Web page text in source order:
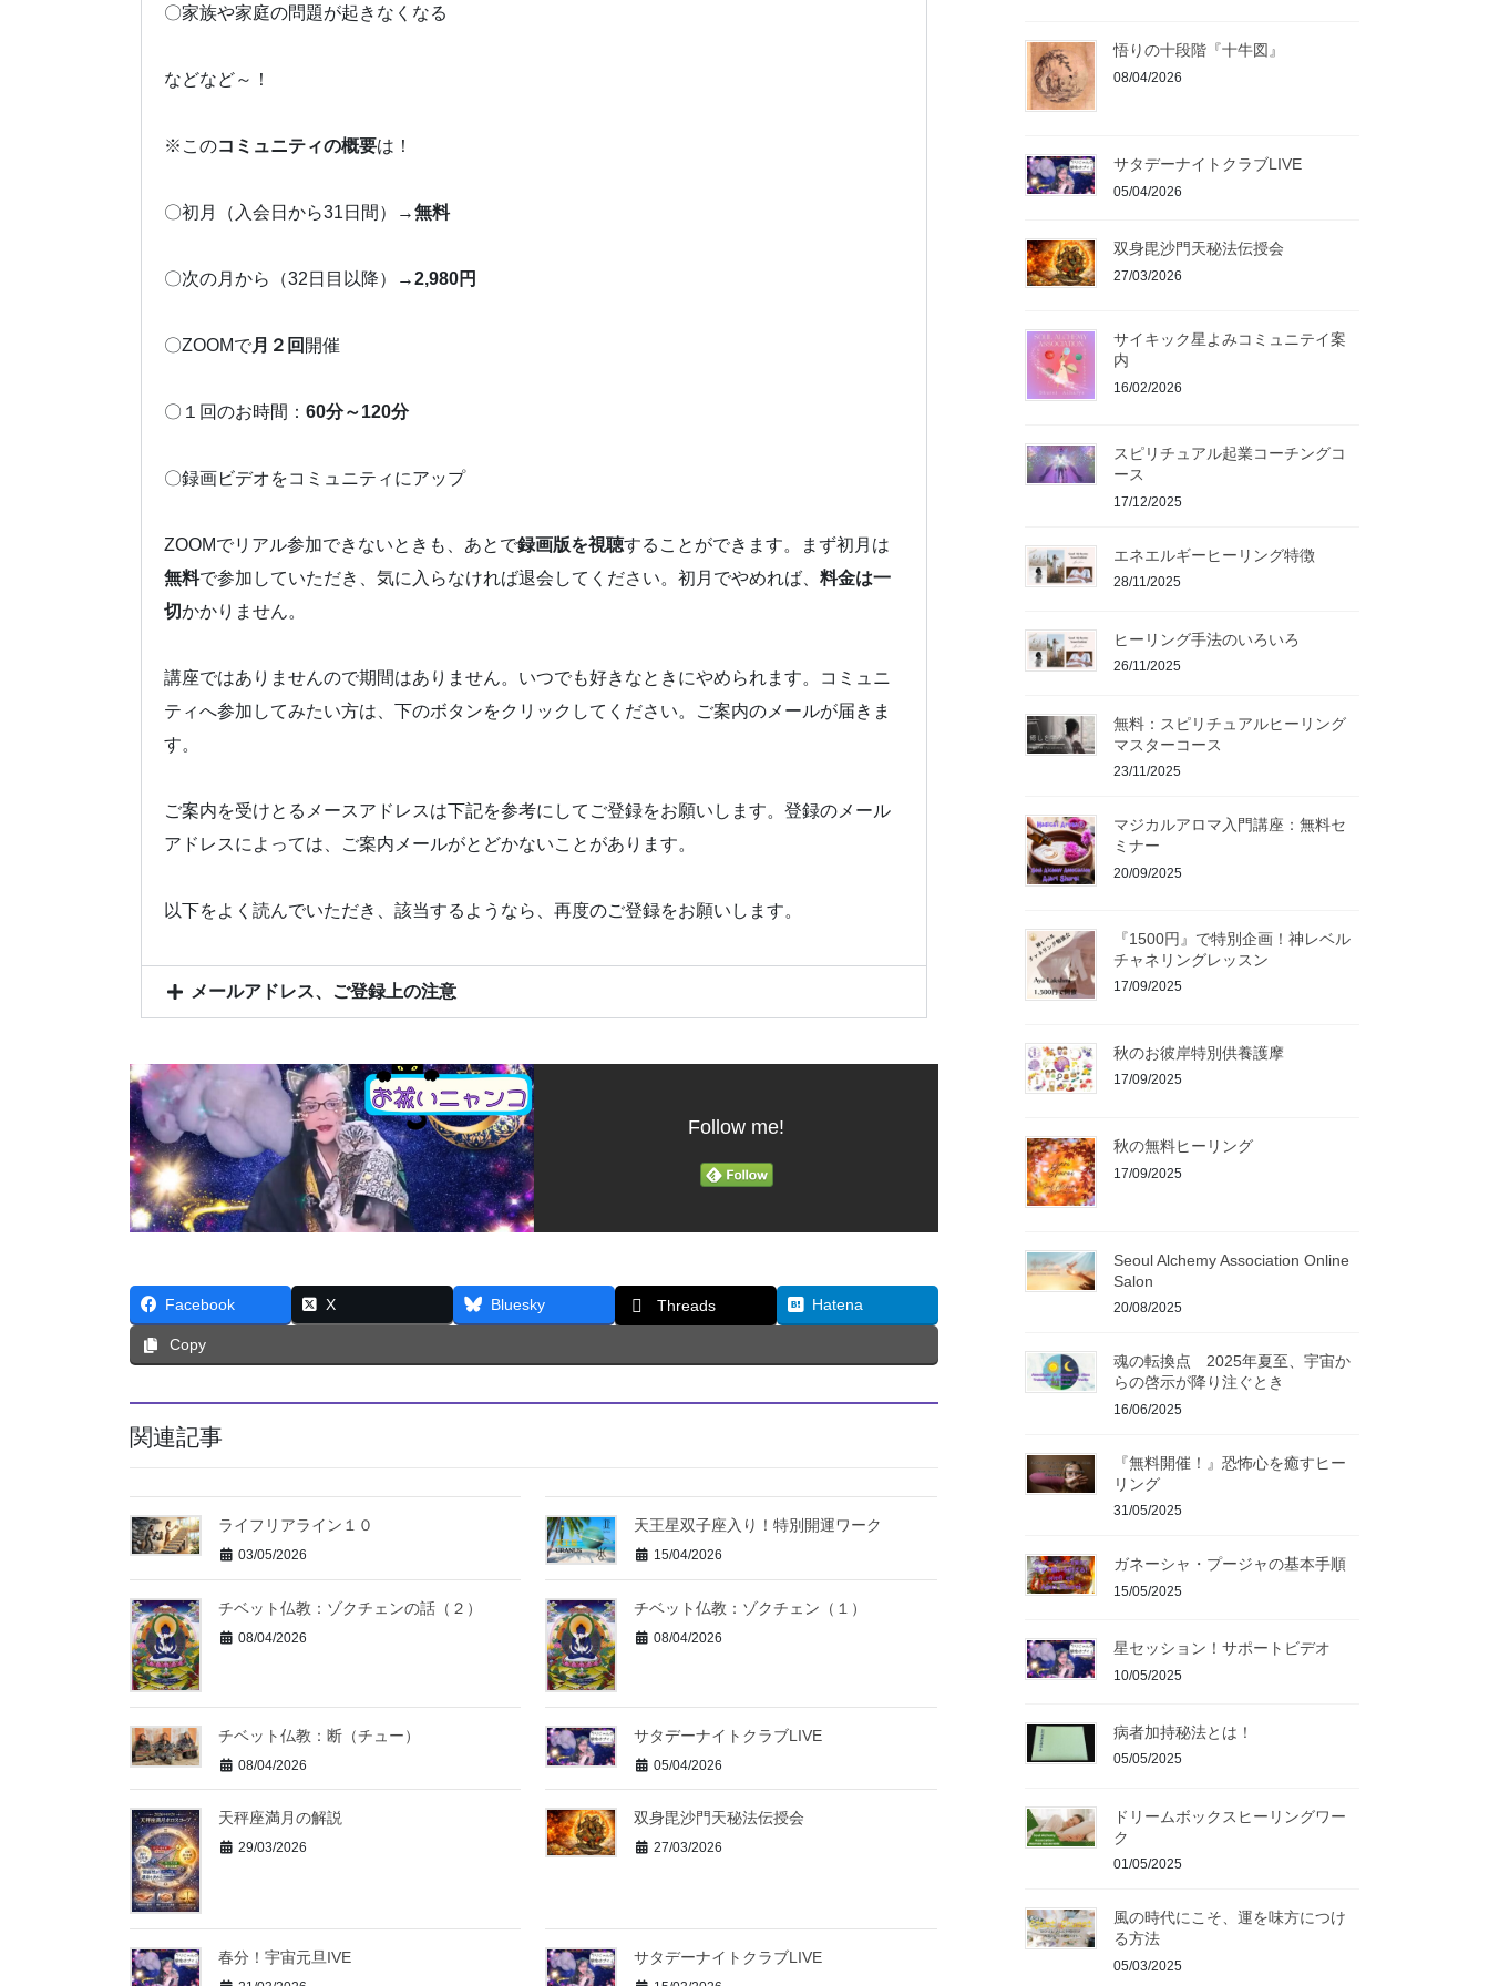
〇家族や家庭の問題が起きなくなる
などなど～！
※このコミュニティの概要は！
〇初月（入会日から31日間）→無料
〇次の月から（32日目以降）→2,980円
〇ZOOMで月２回 開催
〇１回のお時間： 60分～120分
〇録画ビデオをコミュニティにアップ
ZOOMでリアル参加できないときも、あとで録画版を視聴することができます。まず初月は
無料で参加していただき、気に入らなければ退会してください。初月でやめれば、 料金は一
切かかりません。
講座ではありませんので期間はありません。いつでも好きなときにやめられます。コミュニ
ティへ参加してみたい方は、下のボタンをクリックしてください。ご案内のメールが届きま
す。
ご案内を受けとるメースアドレスは下記を参考にしてご登録をお願いします。登録のメール
アドレスによっては、ご案内メールがとどかないことがあります。
以下をよく読んでいただき、該当するようなら、再度のご登録をお願いします。
メールアドレス、ご登録上の注意
Follow me!
Facebook X Bluesky Threads Hatena
Copy
関連記事
ライフリアライン１０
03/05/2026
天王星双子座入り！特別開運ワーク
15/04/2026
チベット仏教：ゾクチェンの話（２）
08/04/2026
チベット仏教：ゾクチェン（１）
08/04/2026
チベット仏教：断（チュー）
08/04/2026
サタデーナイトクラブLIVE
05/04/2026
天秤座満月の解説
29/03/2026
双身毘沙門天秘法伝授会
27/03/2026
春分！宇宙元旦IVE サタデーナイトクラブLIVE
悟りの十段階『十牛図』
08/04/2026
サタデーナイトクラブLIVE
05/04/2026
双身毘沙門天秘法伝授会
27/03/2026
サイキック星よみコミュニテイ案
内
16/02/2026
スピリチュアル起業コーチングコ
ース
17/12/2025
エネエルギーヒーリング特徴
28/11/2025
ヒーリング手法のいろいろ
26/11/2025
無料：スピリチュアルヒーリング
マスターコース
23/11/2025
マジカルアロマ入門講座：無料セ
ミナー
20/09/2025
『1500円』で特別企画！神レベル
チャネリングレッスン
17/09/2025
秋のお彼岸特別供養護摩
17/09/2025
秋の無料ヒーリング
17/09/2025
Seoul Alchemy Association Online
Salon
20/08/2025
魂の転換点 2025年夏至、宇宙か
らの啓示が降り注ぐとき
16/06/2025
『無料開催！』恐怖心を癒すヒー
リング
31/05/2025
ガネーシャ・プージャの基本手順
15/05/2025
星セッション！サポートビデオ
10/05/2025
病者加持秘法とは！
05/05/2025
ドリームボックスヒーリングワー
ク
01/05/2025
風の時代にこそ、運を味方につけ
る方法
05/03/2025